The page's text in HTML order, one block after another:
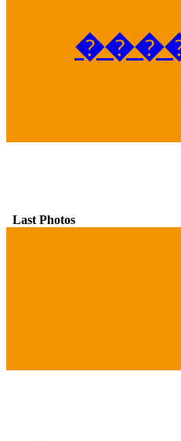
Last Photos